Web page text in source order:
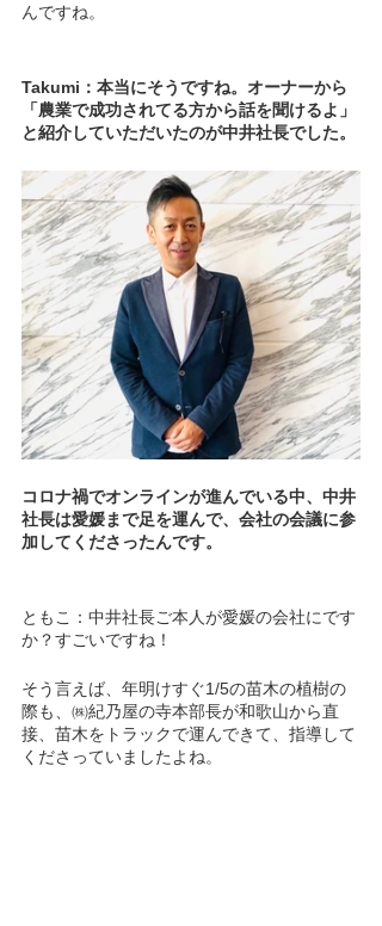
んですね。
Takumi：本当にそうですね。オーナーから
「農業で成功されてる方から話を聞けるよ」
と紹介していただいたのが中井社長でした。
コロナ禍でオンラインが進んでいる中、中井
社長は愛媛まで足を運んで、会社の会議に参
加してくださったんです。
ともこ：中井社長ご本人が愛媛の会社にです
か？すごいですね！
そう言えば、年明けすぐ1/5の苗木の植樹の
際も、㈱紀乃屋の寺本部長が和歌山から直
接、苗木をトラックで運んできて、指導して
くださっていましたよね。